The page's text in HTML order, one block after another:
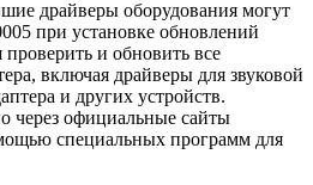
драйверы оборудования могут
при установке обновлений
и обновить все
включая драйверы для звуковой
и других устройств.
через официальные сайты
специальных программ для